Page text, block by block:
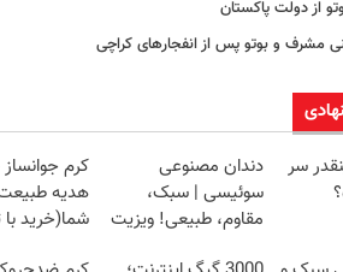
از دولت پاکستان
مشرف و بوتو پس از انفجارهای کراچی
سر
دندان مصنوعی
سوئیسی | سبک،
مقاوم، طبیعی! ویزیت
کرم
هدیه
شما(خرید